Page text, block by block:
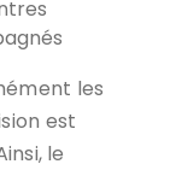
les
est
le